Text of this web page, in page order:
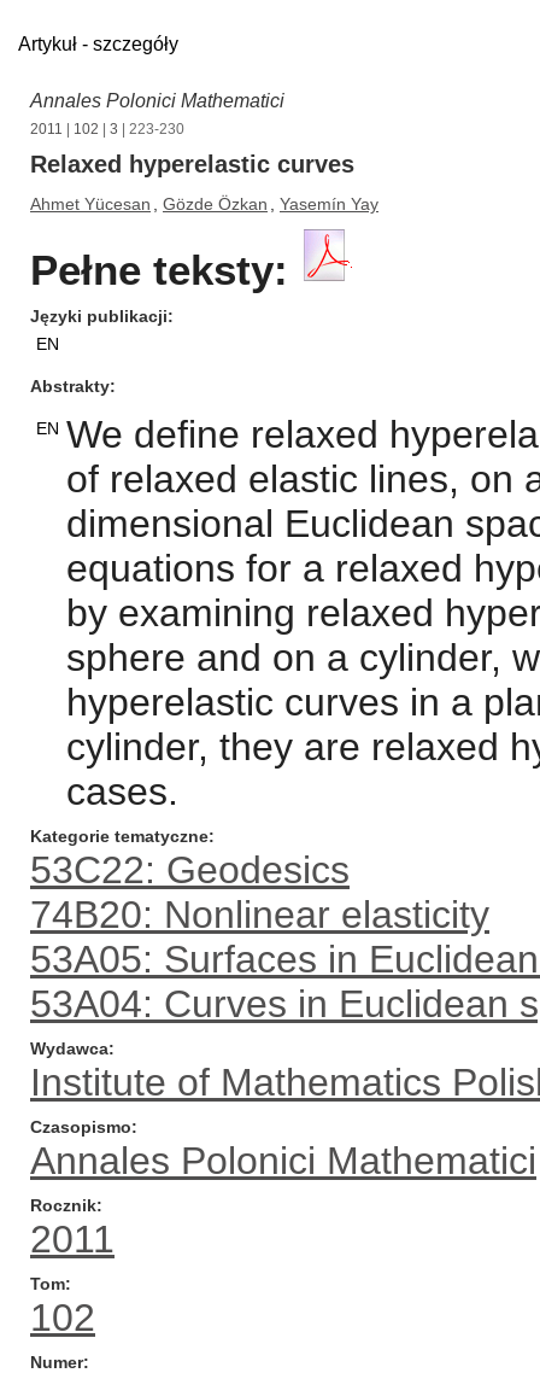
Artykuł - szczegóły
Annales Polonici Mathematici
2011 102 3 | 223-230
Relaxed hyperelastic curves
Ahmet Yücesan Gözde Özkan Yasemín Yay
Pełne teksty:
Języki publikacji
EN
Abstrakty
EN We define relaxed
of relaxed elastic lines, on
dimensional Euclidean
equations for a relaxed
by examining relaxed
sphere and on a cylinder,
hyperelastic curves in a
cylinder, they are relaxed
cases.
Kategorie tematyczne
53C22: Geodesics
74B20: Nonlinear elasticity
53A05: Surfaces in
53A04: Curves in Euclidean
Wydawca
Institute of Mathematics
Czasopismo
Annales Polonici Mathematici
Rocznik
2011
Tom
102
Numer